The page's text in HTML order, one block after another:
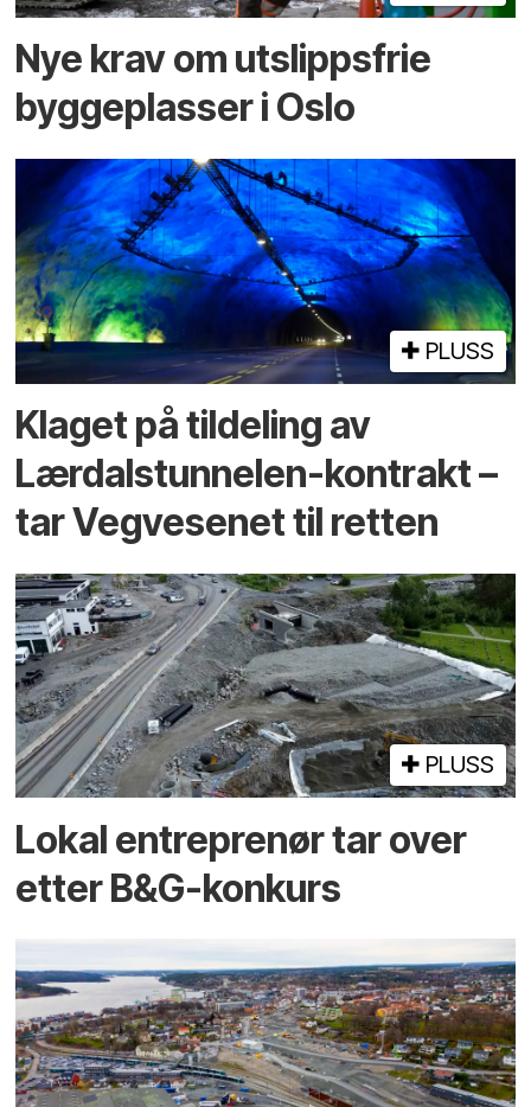
Nye krav om utslippsfrie
byggeplasser i Oslo
PLUSS
Klaget på tildeling av
Lærdalstunnelen-kontrakt –
tar Vegvesenet til retten
PLUSS
Lokal entreprenør tar over
etter B&G-konkurs